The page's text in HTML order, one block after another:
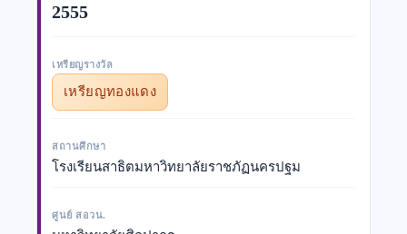
2555
เหรียญรางวัล
เหรียญทองแดง
สถานศึกษา
โรงเรียนสาธิตมหาวิทยาลัยราชภัฏนครปฐม
ศูนย์ สอวน.